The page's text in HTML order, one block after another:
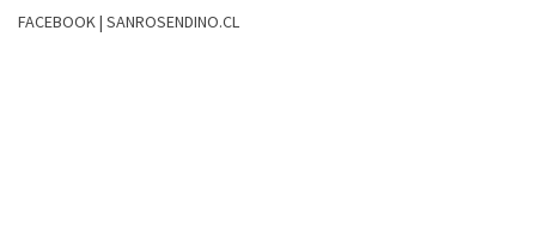
FACEBOOK | SANROSENDINO.CL